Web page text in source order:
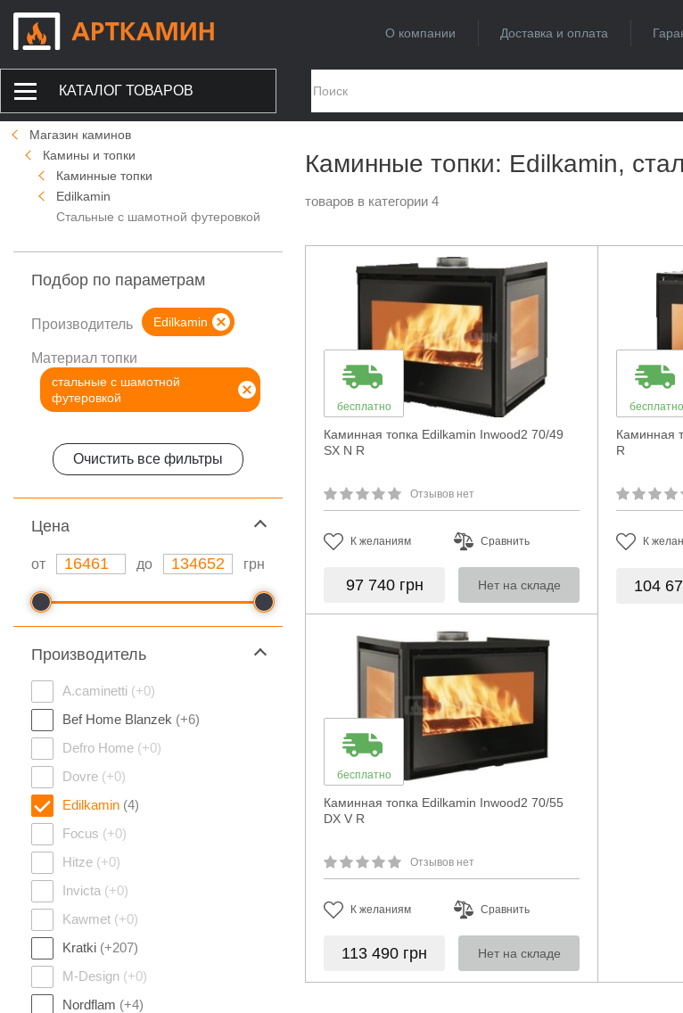
О компании Доставка и оплата
КАТАЛОГ ТОВАРОВ
Магазин каминов
Камины и топки
Каминные топки
Edilkamin
Стальные с шамотной футеровкой
Подбор по параметрам
Производитель Edilkamin
Материал топки
стальные с шамотной
футеровкой
Очистить все фильтры
Цeна
от до грн
Производитель
A.caminetti (+0)
Bef Home Blanzek (+6)
Defro Home (+0)
Dovre (+0)
Edilkamin (4)
Focus (+0)
Hitze (+0)
Invicta (+0)
Kawmet (+0)
Kratki (+207)
M-Design (+0)
Nordflam (+4)
Каминные топки: Edilkamin,
товаров в категории 4
бесплатно
Каминная топка Edilkamin Inwood2 70/49
SX N R
Отзывов нет
К желаниям Сравнить
97 740 грн Нет на складе
бесплатно
Каминная
R
К
104
бесплатно
Каминная топка Edilkamin Inwood2 70/55
DX V R
Отзывов нет
К желаниям Сравнить
113 490 грн Нет на складе